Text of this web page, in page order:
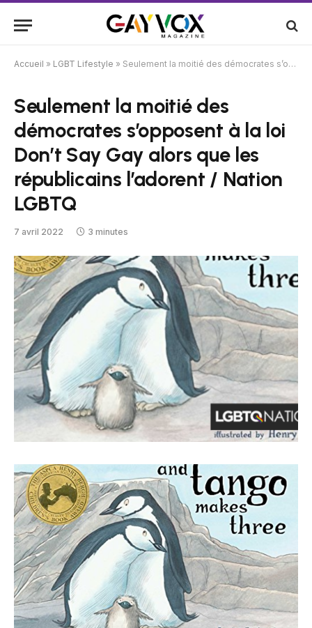
Accueil » LGBT Lifestyle » Seulement la moitié des démocrates s’opposent à la loi Don’t Say Gay alors que les républicains l’adorent / Nation LGBTQ
Seulement la moitié des
démocrates s’opposent à la loi
Don’t Say Gay alors que les
républicains l’adorent / Nation
LGBTQ
7 avril 2022 3 minutes